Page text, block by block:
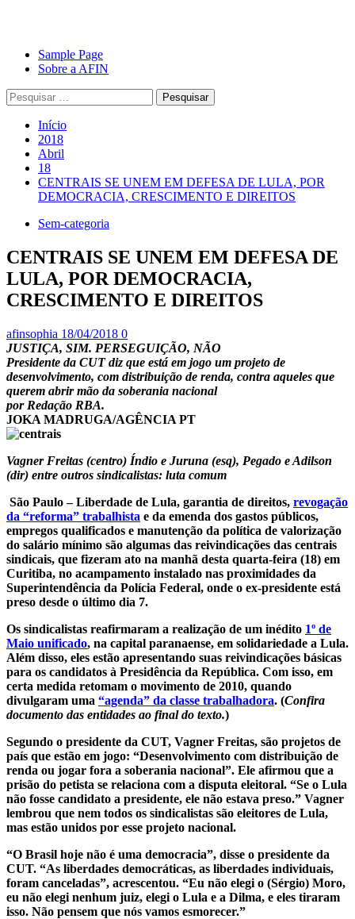
Avançar
para
conteúdo
Primary
Menu
Sample Page
Sobre a AFIN
Pesquisar
por:
Início
2018
Abril
18
CENTRAIS SE UNEM EM DEFESA DE LULA, POR
DEMOCRACIA, CRESCIMENTO E DIREITOS
Sem-categoria
CENTRAIS SE UNEM EM DEFESA DE
LULA, POR DEMOCRACIA,
CRESCIMENTO E DIREITOS
afinsophia 18/04/2018 0
JUSTIÇA, SIM. PERSEGUIÇÃO, NÃO
Presidente da CUT diz que está em jogo um projeto de
desenvolvimento, com distribuição de renda, contra aqueles que
querem abrir mão da soberania nacional
por Redação RBA.
JOKA MADRUGA/AGÊNCIA PT
Vagner Freitas (centro) Índio e Juruna (esq), Pegado e Adilson
(dir) entre outros sindicalistas: luta comum
São Paulo – Liberdade de Lula, garantia de direitos, revogação
da “reforma” trabalhista e da emenda dos gastos públicos,
empregos qualificados e manutenção da política de valorização
do salário mínimo são algumas das reivindicações das centrais
sindicais, que fizeram ato na manhã desta quarta-feira (18) em
Curitiba, no acampamento instalado nas proximidades da
Superintendência da Polícia Federal, onde o ex-presidente está
preso desde o último dia 7.
Os sindicalistas reafirmaram a realização de um inédito 1º de
Maio unificado, na capital paranaense, em solidariedade a Lula.
Além disso, eles estão apresentando suas reivindicações básicas
para os candidatos à Presidência da República. Com isso, em
certa medida retomam o movimento de 2010, quando
divulgaram uma “agenda” da classe trabalhadora. (Confira
documento das entidades ao final do texto.)
Segundo o presidente da CUT, Vagner Freitas, são projetos de
país que estão em jogo: “Desenvolvimento com distribuição de
renda ou jogar fora a soberania nacional”. Ele afirmou que a
prisão do petista se relaciona com a disputa eleitoral. “Se o Lula
não fosse candidato a presidente, ele não estava preso.” Vagner
lembrou que nem todos os sindicalistas são eleitores de Lula,
mas estão unidos por esse projeto nacional.
“O Brasil hoje não é uma democracia”, disse o presidente da
CUT. “As liberdades democráticas, as liberdades individuais,
foram canceladas”, acrescentou. “Eu não elegi o (Sérgio) Moro,
eu não elegi nenhum juiz, elegi o Lula e a Dilma, e eles tiraram
isso. Não pensem que nós vamos esmorecer.”